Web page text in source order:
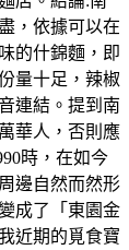
，依據可以在
的什錦麵，即
量十足，辣椒
連結。提到南
華人，否則應
時，在如今
邊自然而然形
成了「東園金
近期的覓食寶